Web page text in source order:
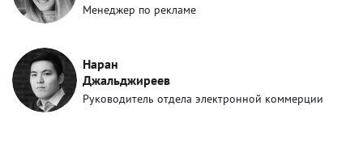
Менеджер по рекламе
Наран
Джальджиреев
Руководитель отдела электронной коммерции